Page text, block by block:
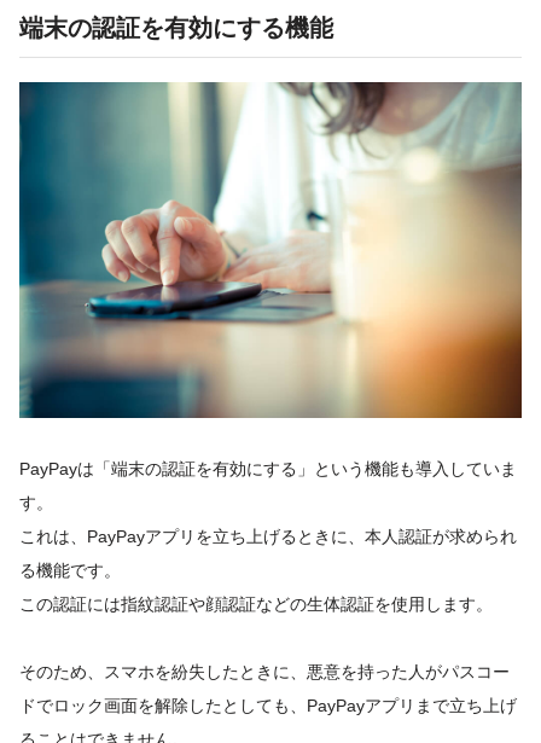
端末の認証を有効にする機能
PayPayは「端末の認証を有効にする」という機能も導入していま
す。
これは、PayPayアプリを立ち上げるときに、本人認証が求められ
る機能です。
この認証には指紋認証や顔認証などの生体認証を使用します。
そのため、スマホを紛失したときに、悪意を持った人がパスコー
ドでロック画面を解除したとしても、PayPayアプリまで立ち上げ
ることはできません。